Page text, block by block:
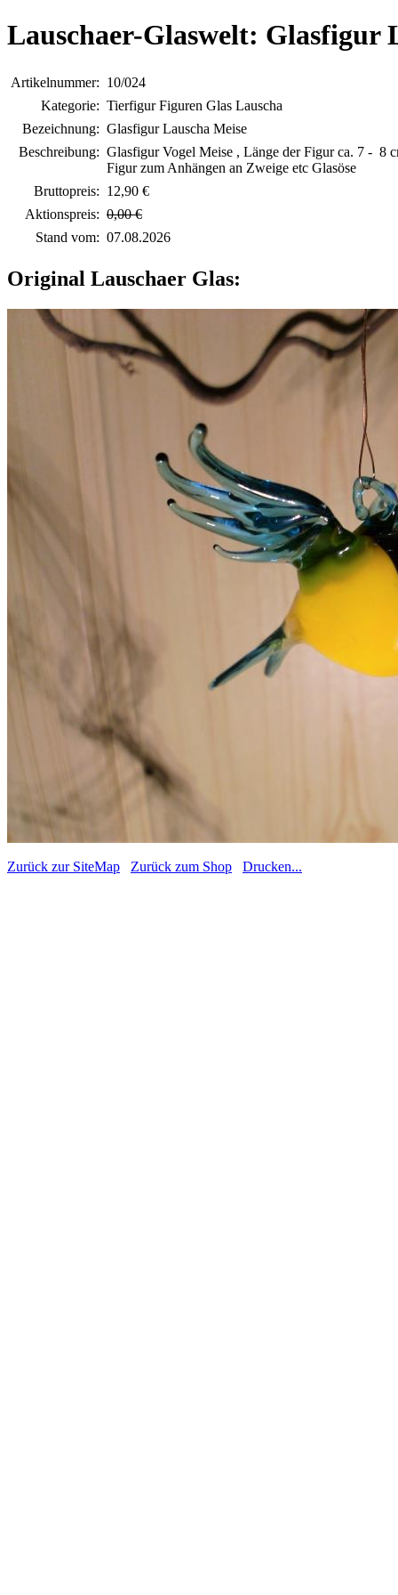
Lauschaer-Glaswelt: Glasfigur
Artikelnummer: 10/024
Kategorie: Tierfigur Figuren Glas Lauscha
Bezeichnung: Glasfigur Lauscha Meise
Beschreibung: Glasfigur Vogel Meise , Länge der Figur ca. 7 - 8
Figur zum Anhängen an Zweige etc Glasöse
Bruttopreis: 12,90 €
Aktionspreis: 0,00 €
Stand vom: 07.08.2026
Original Lauschaer Glas:
Zurück zur SiteMap Zurück zum Shop Drucken...